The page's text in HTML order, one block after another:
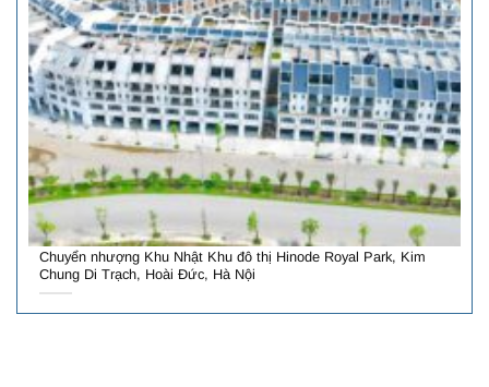
Chuyển nhượng Khu Nhật Khu đô thị Hinode Royal Park, Kim
Chung Di Trạch, Hoài Đức, Hà Nội